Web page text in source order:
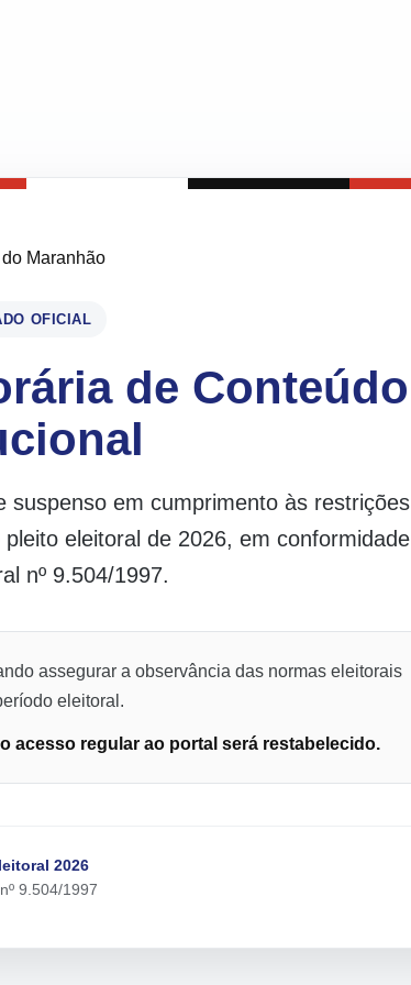
OFICIAL
de Conteúdo
em cumprimento às restrições
eleitoral de 2026, em conformidade
nº 9.504/1997.
assegurar a observância das normas eleitorais
eleitoral.
acesso regular ao portal será restabelecido.
2026
9.504/1997